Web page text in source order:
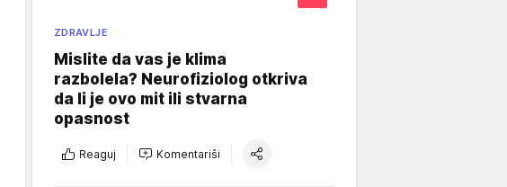
ZDRAVLJE
Mislite da vas je klima
razbolela? Neurofiziolog otkriva
da li je ovo mit ili stvarna
opasnost
Reaguj Komentariši